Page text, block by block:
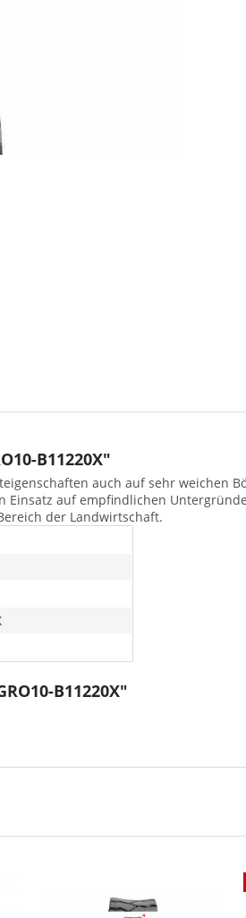
B11220X"
auch auf sehr weichen
auf empfindlichen
der Landwirtschaft.
B11220X"